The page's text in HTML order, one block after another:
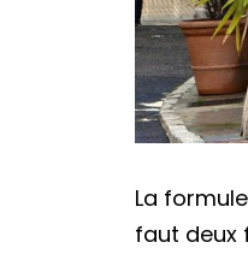
La
faut deux